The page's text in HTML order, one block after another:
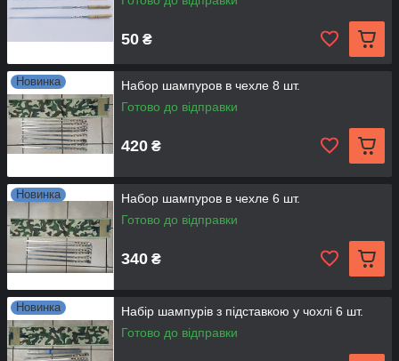
50 ₴
Новинка
Набор шампуров в чехле 8 шт.
Готово до відправки
420 ₴
Новинка
Набор шампуров в чехле 6 шт.
Готово до відправки
340 ₴
Новинка
Набір шампурів з підставкою у чохлі 6 шт.
Готово до відправки